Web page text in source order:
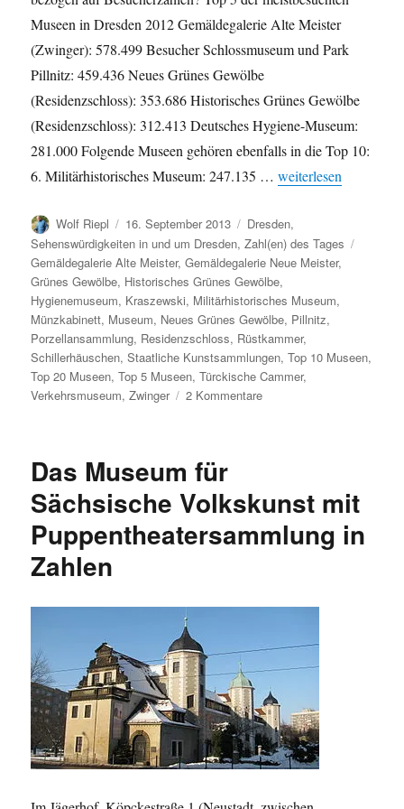
Museen in Dresden 2012 Gemäldegalerie Alte Meister
(Zwinger): 578.499 Besucher Schlossmuseum und Park
Pillnitz: 459.436 Neues Grünes Gewölbe
(Residenzschloss): 353.686 Historisches Grünes Gewölbe
(Residenzschloss): 312.413 Deutsches Hygiene-Museum:
281.000 Folgende Museen gehören ebenfalls in die Top 10:
6. Militärhistorisches Museum: 247.135 …„Beliebteste Museen
weiterlesen
Autor
Wolf Riepl
Veröffentlicht
am
16. September 2013 Kategorien
Dresden,
Sehenswürdigkeiten in und um Dresden,Zahl(en) des Tages
Gemäldegalerie Alte Meister,Gemäldegalerie Neue Meister,
Grünes Gewölbe, Historisches Grünes Gewölbe,
Hygienemuseum, Kraszewski, Militärhistorisches Museum,
Münzkabinett, Museum, Neues Grünes Gewölbe, Pillnitz,
Porzellansammlung, Residenzschloss, Rüstkammer,
Schillerhäuschen,Staatliche Kunstsammlungen,Top 10 Museen,
Top 20 Museen,Top 5 Museen,Türckische Cammer,
Verkehrsmuseum,Zwinger 2 Kommentarezu
Besucherzahlen
Das Museum für
Sächsische Volkskunst mit
Puppentheatersammlung in
Zahlen